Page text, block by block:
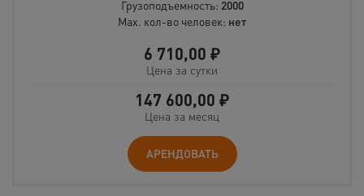
Грузоподъемность: 2000
Max. кол-во человек: нет
6 710,00 ₽
Цена за сутки
147 600,00 ₽
Цена за месяц
АРЕНДОВАТЬ